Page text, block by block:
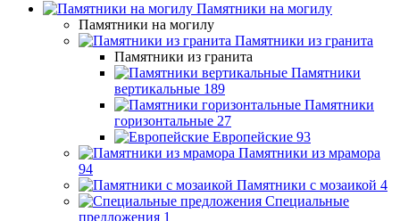
Памятники на могилу
Памятники на могилу
Памятники из гранита
Памятники из гранита
Памятники
вертикальные 189
Памятники
горизонтальные 27
Европейские 93
Памятники из мрамора
94
Памятники с мозаикой 4
Специальные
предложения 1